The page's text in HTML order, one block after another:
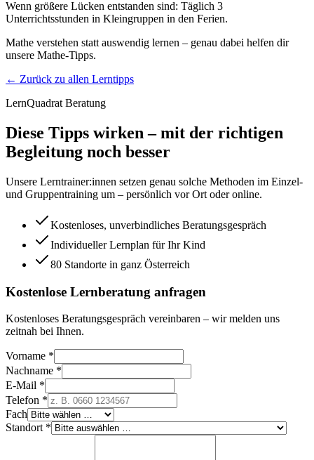
Wenn größere Lücken entstanden sind: Täglich 3
Unterrichtsstunden in Kleingruppen in den Ferien.
Mathe verstehen statt auswendig lernen – genau dabei helfen dir
unsere Mathe-Tipps.
← Zurück zu allen Lerntipps
LernQuadrat Beratung
Diese Tipps wirken – mit der richtigen
Begleitung noch besser
Unsere Lerntrainer:innen setzen genau solche Methoden im Einzel-
und Gruppentraining um – persönlich vor Ort oder online.
Kostenloses, unverbindliches Beratungsgespräch
Individueller Lernplan für Ihr Kind
80 Standorte in ganz Österreich
Kostenlose Lernberatung anfragen
Kostenloses Beratungsgespräch vereinbaren – wir melden uns
zeitnah bei Ihnen.
Vorname *
Nachname *
E-Mail *
Telefon *
Fach
Standort *